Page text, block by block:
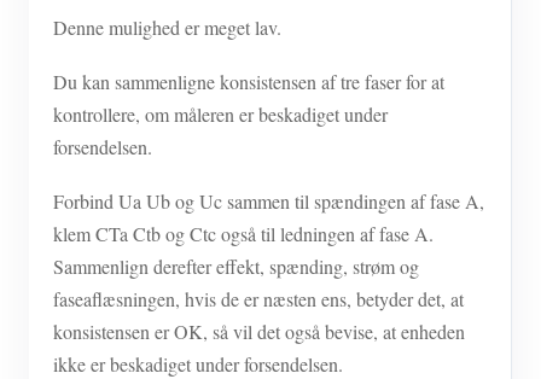
Denne mulighed er meget lav.
Du kan sammenligne konsistensen af tre faser for at
kontrollere, om måleren er beskadiget under
forsendelsen.
Forbind Ua Ub og Uc sammen til spændingen af fase A,
klem CTa Ctb og Ctc også til ledningen af fase A.
Sammenlign derefter effekt, spænding, strøm og
faseaflæsningen, hvis de er næsten ens, betyder det, at
konsistensen er OK, så vil det også bevise, at enheden
ikke er beskadiget under forsendelsen.